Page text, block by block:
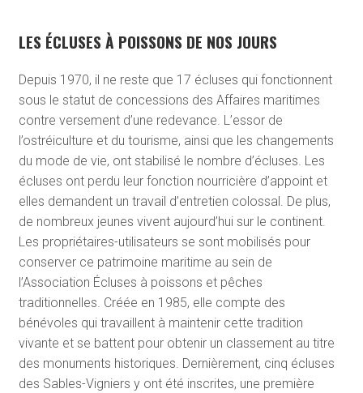
LES ÉCLUSES À POISSONS DE NOS JOURS
Depuis 1970, il ne reste que 17 écluses qui fonctionnent
sous le statut de concessions des Affaires maritimes
contre versement d’une redevance. L’essor de
l’ostréiculture et du tourisme, ainsi que les changements
du mode de vie, ont stabilisé le nombre d’écluses. Les
écluses ont perdu leur fonction nourricière d’appoint et
elles demandent un travail d’entretien colossal. De plus,
de nombreux jeunes vivent aujourd’hui sur le continent.
Les propriétaires-utilisateurs se sont mobilisés pour
conserver ce patrimoine maritime au sein de
l’Association Écluses à poissons et pêches
traditionnelles. Créée en 1985, elle compte des
bénévoles qui travaillent à maintenir cette tradition
vivante et se battent pour obtenir un classement au titre
des monuments historiques. Dernièrement, cinq écluses
des Sables-Vigniers y ont été inscrites, une première